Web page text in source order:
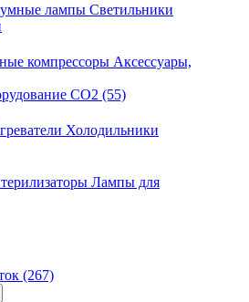
лампы Светильники
компрессоры Аксессуары,
CO2 (55)
Холодильники
Лампы для
(267)